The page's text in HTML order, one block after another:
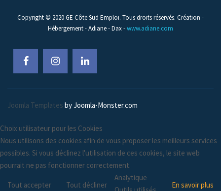
Copyright © 2020 GE Côte Sud Emploi. Tous droits réservés. Création -
Hébergement - Adiane - Dax -www.adiane.com
Joomla Templates by Joomla-Monster.com
Choix utilisateur pour les Cookies
Nous utilisons des cookies afin de vous proposer les meilleurs services
possibles. Si vous déclinez l'utilisation de ces cookies, le site web
pourrait ne pas fonctionner correctement.
Tout accepter Tout décliner En savoir plus
Analytique